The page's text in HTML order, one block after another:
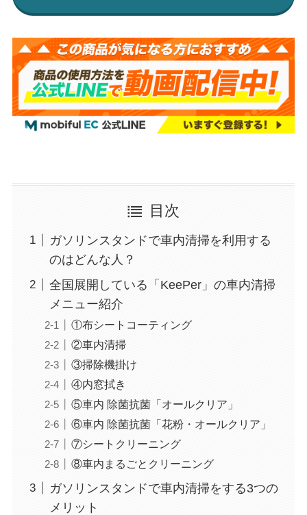
目次
ガソリンスタンドで車内清掃を利用する
のはどんな人？
全国展開している「KeePer」の車内清掃
メニュー紹介
①布シートコーティング
②車内清掃
③掃除機掛け
④内窓拭き
⑤車内 除菌抗菌「オールクリア」
⑥車内 除菌抗菌「花粉・オールクリア」
⑦シートクリーニング
⑧車内まるごとクリーニング
ガソリンスタンドで車内清掃をする3つの
メリット